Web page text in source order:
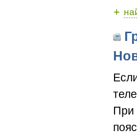
+
При